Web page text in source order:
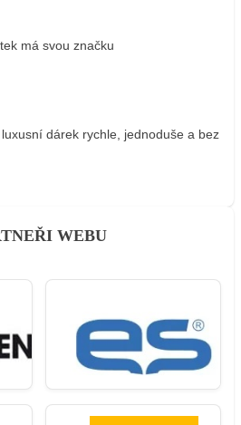
má svou značku
dárek rychle, jednoduše a bez
WEBU